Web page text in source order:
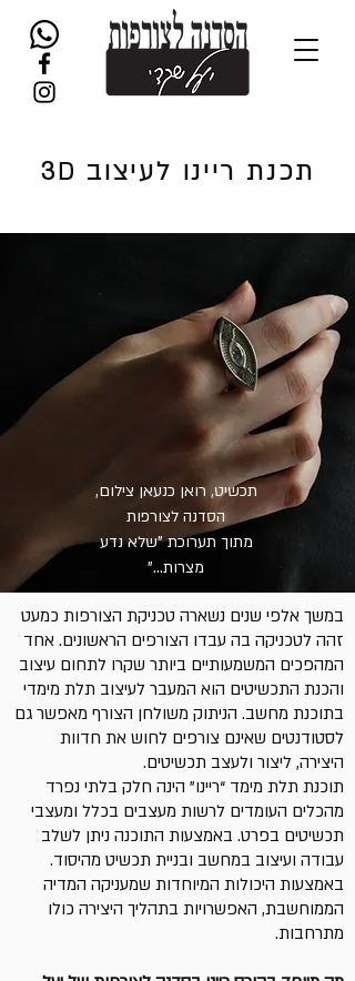
תכנת ריינו לעיצוב 3 D
תכשיט, רואן כנעאן צילום,
הסדנה לצורפות
מתוך תערוכת "שלא נדע
מצרות..."
במשך אלפי שנים נשארה טכניקת הצורפות כמעט
זהה לטכניקה בה עבדו הצורפים הראשונים. אחד
המהפכים המשמעותיים ביותר שקרו לתחום עיצוב
והכנת התכשיטים הוא המעבר לעיצוב תלת מימדי
בתוכנת מחשב. הניתוק משולחן הצורף מאפשר גם
לסטודנטים שאינם צורפים לחוש את חדוות
היצירה, ליצור ולעצב תכשיטים.
תוכנת תלת מימד “ריינו” הינה חלק בלתי נפרד
מהכלים העומדים לרשות מעצבים בכלל ומעצבי
תכשיטים בפרט. באמצעות התוכנה ניתן לשלב
עבודה ועיצוב במחשב ובניית תכשיט מהיסוד.
באמצעות היכולות המיוחדות שמעניקה המדיה
הממוחשבת, האפשרויות בתהליך היצירה כולו
מתרחבות.